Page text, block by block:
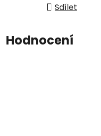
Sdílet
Hodnocení